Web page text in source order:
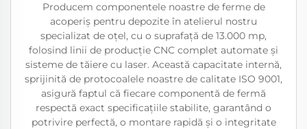
Producem componentele noastre de ferme de
acoperiș pentru depozite în atelierul nostru
specializat de oțel, cu o suprafață de 13.000 mp,
folosind linii de producție CNC complet automate și
sisteme de tăiere cu laser. Această capacitate internă,
sprijinită de protocoalele noastre de calitate ISO 9001,
asigură faptul că fiecare componentă de fermă
respectă exact specificațiile stabilite, garantând o
potrivire perfectă, o montare rapidă și o integritate